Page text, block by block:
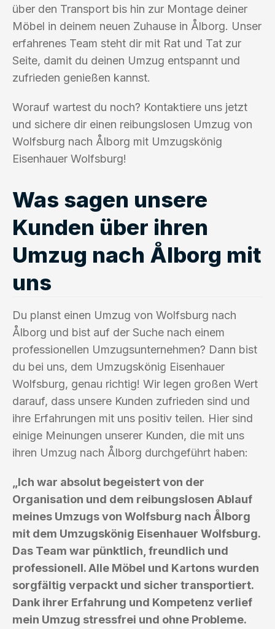
über den Transport bis hin zur Montage deiner
Möbel in deinem neuen Zuhause in Ålborg. Unser
erfahrenes Team steht dir mit Rat und Tat zur
Seite, damit du deinen Umzug entspannt und
zufrieden genießen kannst.
Worauf wartest du noch? Kontaktiere uns jetzt
und sichere dir einen reibungslosen Umzug von
Wolfsburg nach Ålborg mit Umzugskönig
Eisenhauer Wolfsburg!
Was sagen unsere
Kunden über ihren
Umzug nach Ålborg mit
uns
Du planst einen Umzug von Wolfsburg nach
Ålborg und bist auf der Suche nach einem
professionellen Umzugsunternehmen? Dann bist
du bei uns, dem Umzugskönig Eisenhauer
Wolfsburg, genau richtig! Wir legen großen Wert
darauf, dass unsere Kunden zufrieden sind und
ihre Erfahrungen mit uns positiv teilen. Hier sind
einige Meinungen unserer Kunden, die mit uns
ihren Umzug nach Ålborg durchgeführt haben:
„Ich war absolut begeistert von der
Organisation und dem reibungslosen Ablauf
meines Umzugs von Wolfsburg nach Ålborg
mit dem Umzugskönig Eisenhauer Wolfsburg.
Das Team war pünktlich, freundlich und
professionell. Alle Möbel und Kartons wurden
sorgfältig verpackt und sicher transportiert.
Dank ihrer Erfahrung und Kompetenz verlief
mein Umzug stressfrei und ohne Probleme.